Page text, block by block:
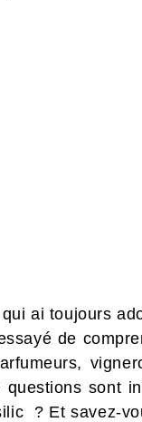
ai toujours
de
sont
? Et savez-